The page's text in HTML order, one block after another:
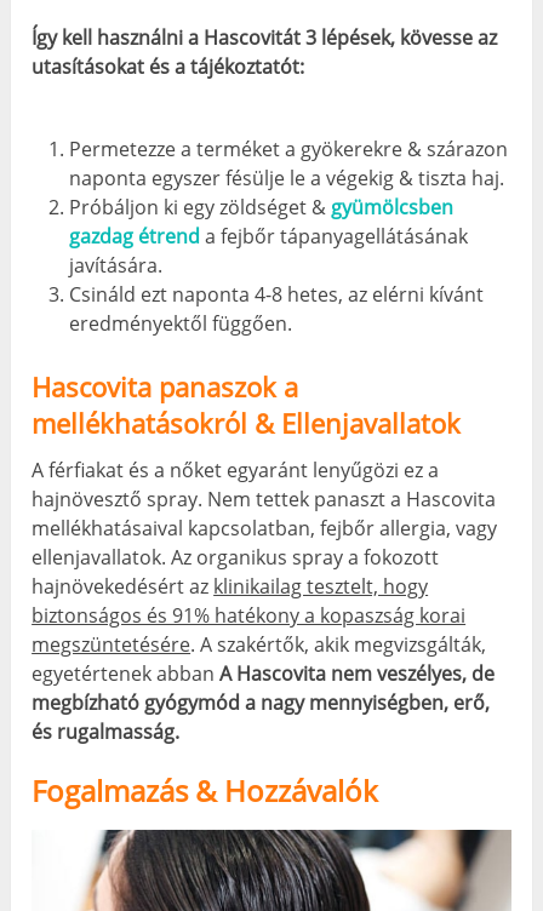
Így kell használni a Hascovitát 3 lépések, kövesse az
utasításokat és a tájékoztatót:
Permetezze a terméket a gyökerekre & szárazon
naponta egyszer fésülje le a végekig & tiszta haj.
Próbáljon ki egy zöldséget & gyümölcsben
gazdag étrend a fejbőr tápanyagellátásának
javítására.
Csináld ezt naponta 4-8 hetes, az elérni kívánt
eredményektől függően.
Hascovita panaszok a
mellékhatásokról & Ellenjavallatok
A férfiakat és a nőket egyaránt lenyűgözi ez a
hajnövesztő spray. Nem tettek panaszt a Hascovita
mellékhatásaival kapcsolatban, fejbőr allergia, vagy
ellenjavallatok. Az organikus spray a fokozott
hajnövekedésért az klinikailag tesztelt, hogy
biztonságos és 91% hatékony a kopaszság korai
megszüntetésére. A szakértők, akik megvizsgálták,
egyetértenek abbanA Hascovita nem veszélyes, de
megbízható gyógymód a nagy mennyiségben, erő,
és rugalmasság.
Fogalmazás & Hozzávalók